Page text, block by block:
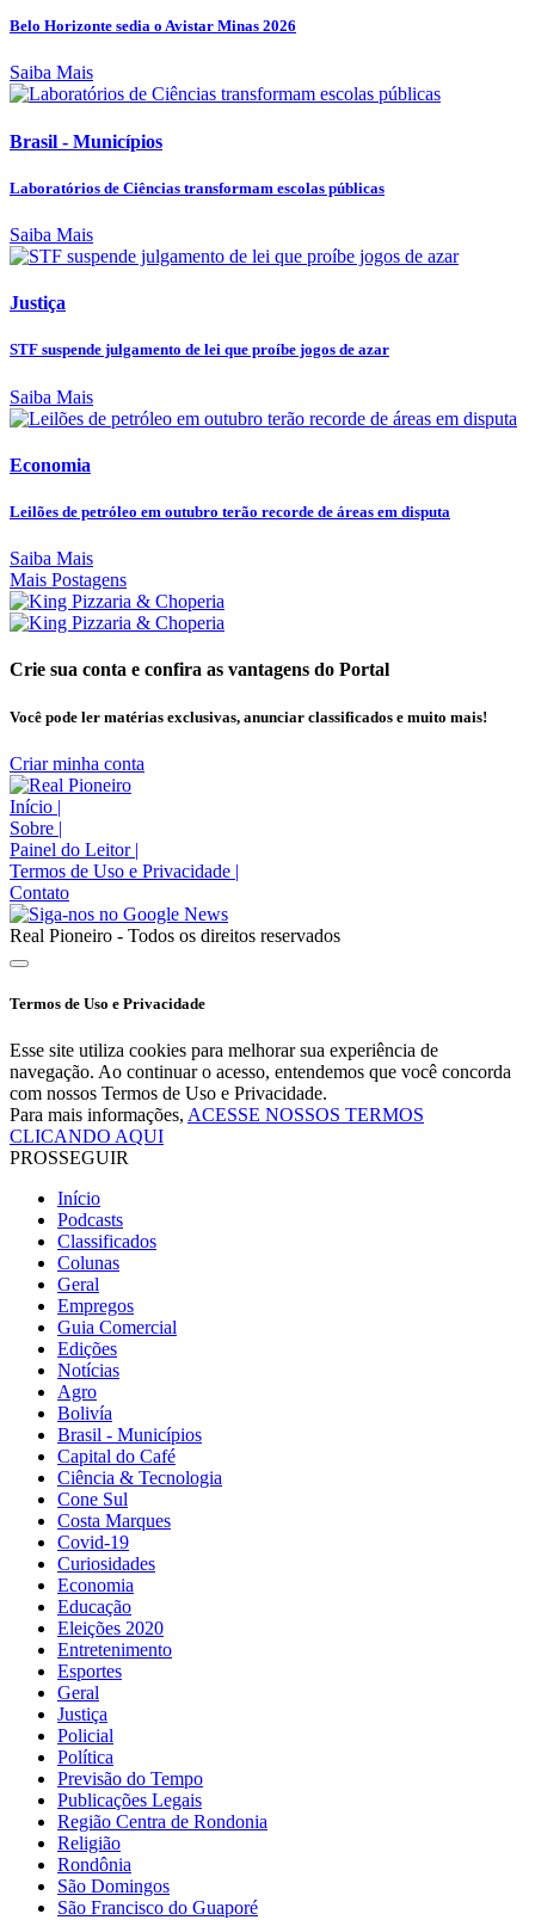
Belo Horizonte sedia o Avistar Minas 2026
Saiba Mais
Brasil - Municípios
Laboratórios de Ciências transformam escolas públicas
Saiba Mais
Justiça
STF suspende julgamento de lei que proíbe jogos de azar
Saiba Mais
Economia
Leilões de petróleo em outubro terão recorde de áreas em disputa
Saiba Mais
Mais Postagens
Crie sua conta e confira as vantagens do Portal
Você pode ler matérias exclusivas, anunciar classificados e muito mais!
Criar minha conta
Início |
Sobre |
Painel do Leitor |
Termos de Uso e Privacidade |
Contato
Real Pioneiro - Todos os direitos reservados
Termos de Uso e Privacidade
Esse site utiliza cookies para melhorar sua experiência de
navegação. Ao continuar o acesso, entendemos que você concorda
com nossos Termos de Uso e Privacidade.
Para mais informações, ACESSE NOSSOS TERMOS
CLICANDO AQUI
PROSSEGUIR
Início
Podcasts
Classificados
Colunas
Geral
Empregos
Guia Comercial
Edições
Notícias
Agro
Bolivía
Brasil - Municípios
Capital do Café
Ciência & Tecnologia
Cone Sul
Costa Marques
Covid-19
Curiosidades
Economia
Educação
Eleições 2020
Entretenimento
Esportes
Geral
Justiça
Policial
Política
Previsão do Tempo
Publicações Legais
Região Centra de Rondonia
Religião
Rondônia
São Domingos
São Francisco do Guaporé